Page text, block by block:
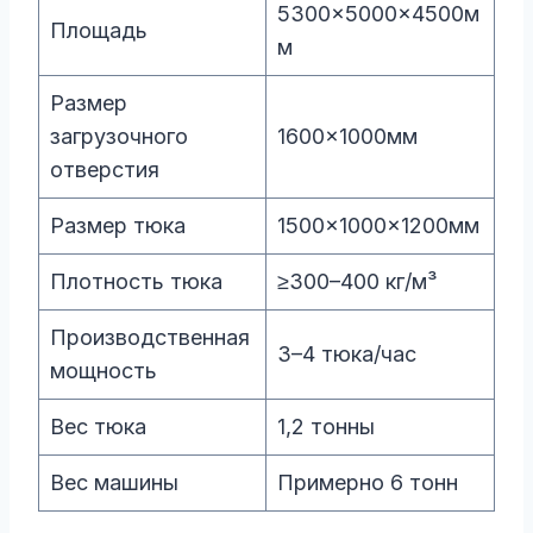
Площадь
5300×5000×4500м
м
Размер
загрузочного
отверстия
1600×1000мм
Размер тюка 1500×1000×1200мм
Плотность тюка ≥300–400 кг/м³
Производственная
мощность
3–4 тюка/час
Вес тюка 1,2 тонны
Вес машины Примерно 6 тонн